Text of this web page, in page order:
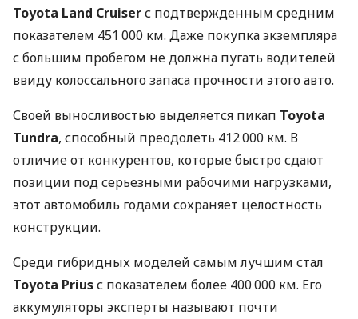
Toyota Land Cruiserс подтвержденным средним
показателем 451 000 км. Даже покупка экземпляра
с большим пробегом не должна пугать водителей
ввиду колоссального запаса прочности этого авто.
Своей выносливостью выделяется пикап Toyota
Tundra, способный преодолеть 412 000 км. В
отличие от конкурентов, которые быстро сдают
позиции под серьезными рабочими нагрузками,
этот автомобиль годами сохраняет целостность
конструкции.
Среди гибридных моделей самым лучшим стал
Toyota Priusс показателем более 400 000 км. Его
аккумуляторы эксперты называют почти